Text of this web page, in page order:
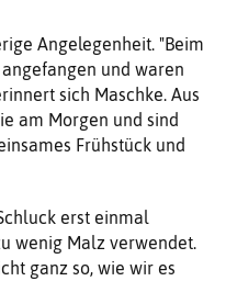
Angelegenheit. "Beim
und waren
sich Maschke. Aus
am Morgen und sind
Frühstück und
erst einmal
wenig Malz verwendet.
ganz so, wie wir es